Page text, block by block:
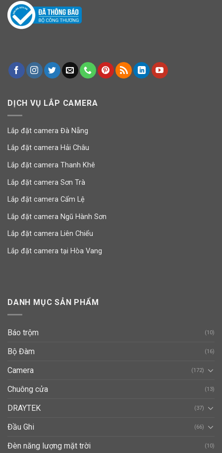
DỊCH VỤ LẮP CAMERA
Lắp đặt camera Đà Nẵng
Lắp đặt camera Hải Châu
Lắp đặt camera Thanh Khê
Lắp đặt camera Sơn Trà
Lắp đặt camera Cẩm Lệ
Lắp đặt camera Ngũ Hành Sơn
Lắp đặt camera Liên Chiểu
Lắp đặt camera tại Hòa Vang
DANH MỤC SẢN PHẨM
Báo trộm (10)
Bộ Đàm (16)
Camera (172)
Chuông cửa (13)
DRAYTEK (37)
Đầu Ghi (66)
Đèn năng lượng mặt trời (10)